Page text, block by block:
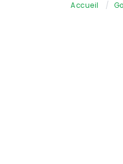
Accueil /